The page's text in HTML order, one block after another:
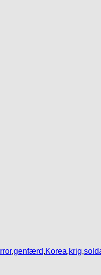
,genfærd,Korea,krig,